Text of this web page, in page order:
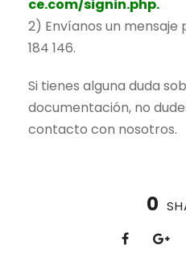
ce.com/signin.php.
2) Envíanos un mensaje
184 146.
Si tienes alguna duda
documentación, no
contacto con nosotros.
0